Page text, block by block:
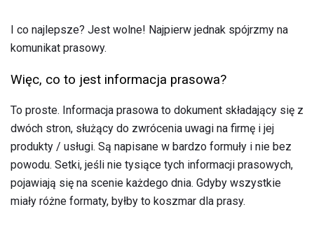
I co najlepsze? Jest wolne! Najpierw jednak spójrzmy na
komunikat prasowy.
Więc, co to jest informacja prasowa?
To proste. Informacja prasowa to dokument składający się z
dwóch stron, służący do zwrócenia uwagi na firmę i jej
produkty / usługi. Są napisane w bardzo formuły i nie bez
powodu. Setki, jeśli nie tysiące tych informacji prasowych,
pojawiają się na scenie każdego dnia. Gdyby wszystkie
miały różne formaty, byłby to koszmar dla prasy.